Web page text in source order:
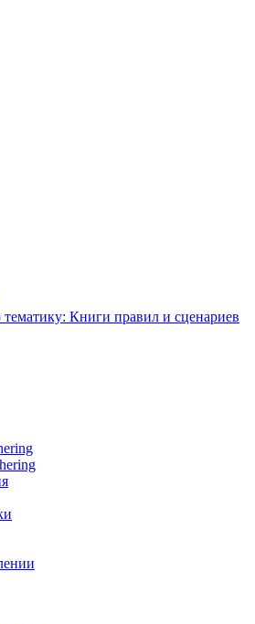
Книги правил и сценариев